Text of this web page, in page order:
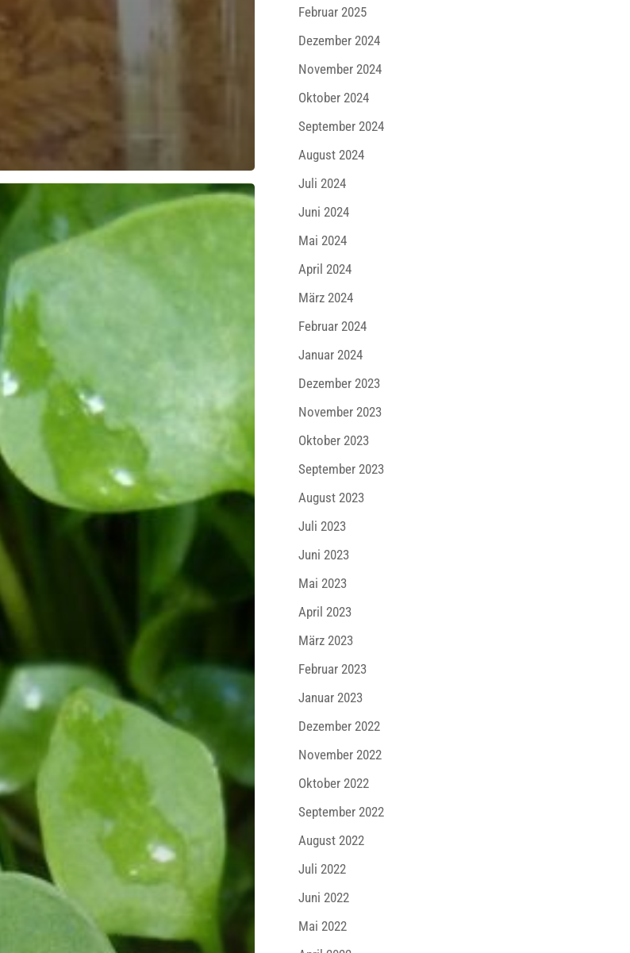
Februar 2025
Dezember 2024
November 2024
Oktober 2024
September 2024
August 2024
Juli 2024
Juni 2024
Mai 2024
April 2024
März 2024
Februar 2024
Januar 2024
Dezember 2023
November 2023
Oktober 2023
September 2023
August 2023
Juli 2023
Juni 2023
Mai 2023
April 2023
März 2023
Februar 2023
Januar 2023
Dezember 2022
November 2022
Oktober 2022
September 2022
August 2022
Juli 2022
Juni 2022
Mai 2022